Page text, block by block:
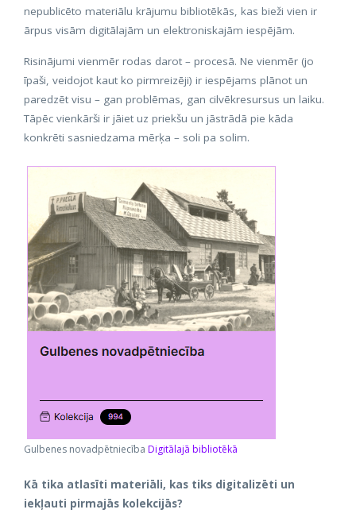
nepublicēto materiālu krājumu bibliotēkās, kas bieži vien ir
ārpus visām digitālajām un elektroniskajām iespējām.
Risinājumi vienmēr rodas darot – procesā. Ne vienmēr (jo
īpaši, veidojot kaut ko pirmreizēji) ir iespējams plānot un
paredzēt visu – gan problēmas, gan cilvēkresursus un laiku.
Tāpēc vienkārši ir jāiet uz priekšu un jāstrādā pie kāda
konkrēti sasniedzama mērķa – soli pa solim.
Gulbenes novadpētniecība Digitālajā bibliotēkā
Kā tika atlasīti materiāli, kas tiks digitalizēti un
iekļauti pirmajās kolekcijās?